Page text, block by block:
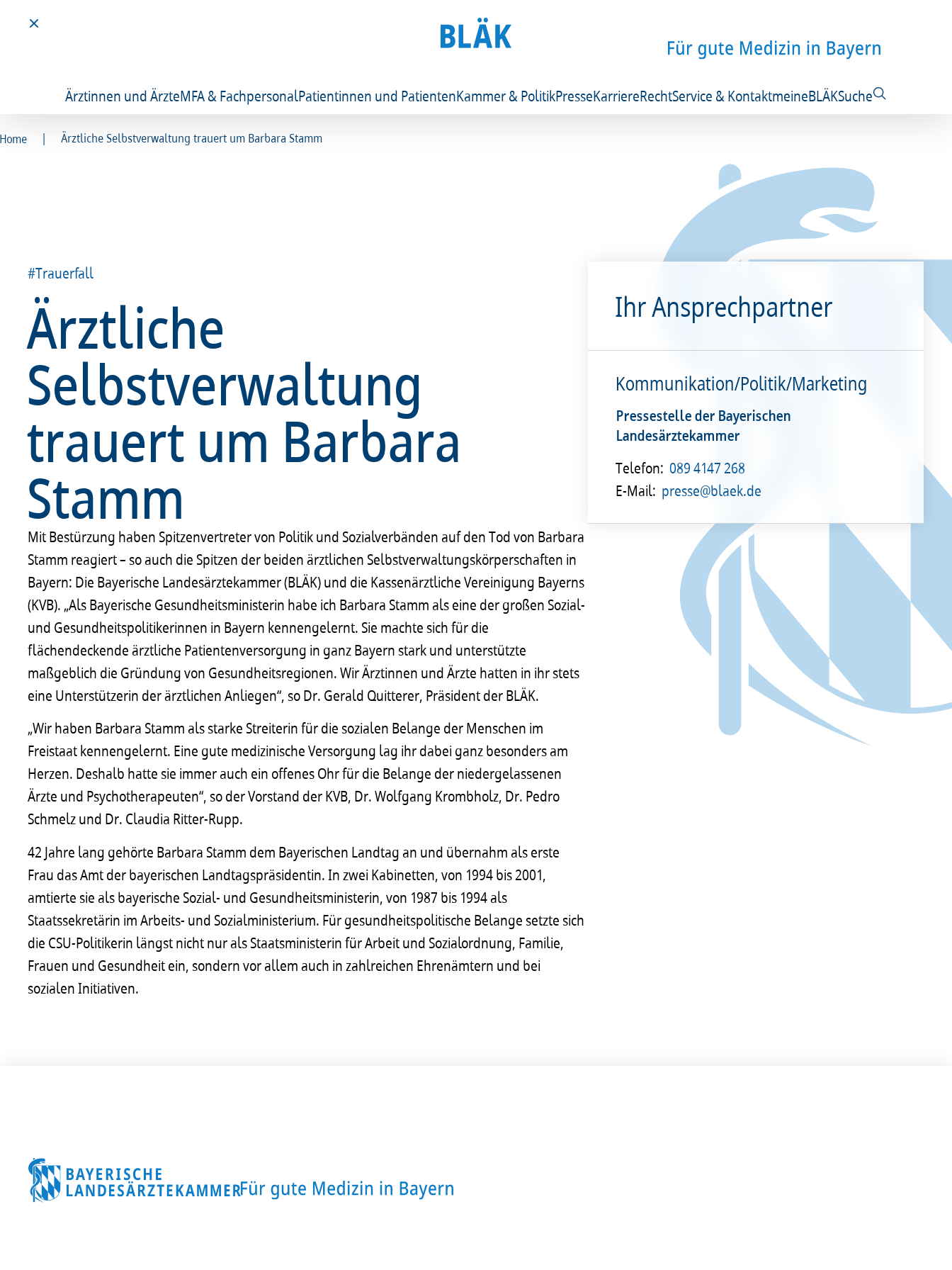
Ärztinnen und ÄrzteMFA & FachpersonalPatientinnen und PatientenKammer & PolitikPresseKarriereRechtService & KontaktmeineBLÄKSuche
Home | Ärztliche Selbstverwaltung trauert um Barbara Stamm
#Trauerfall
Ärztliche
Selbstverwaltung
trauert um Barbara
Stamm
Mit Bestürzung haben Spitzenvertreter von Politik und Sozialverbänden auf den Tod von Barbara
Stamm reagiert – so auch die Spitzen der beiden ärztlichen Selbstverwaltungskörperschaften in
Bayern: Die Bayerische Landesärztekammer (BLÄK) und die Kassenärztliche Vereinigung Bayerns
(KVB). „Als Bayerische Gesundheitsministerin habe ich Barbara Stamm als eine der großen Sozial-
und Gesundheitspolitikerinnen in Bayern kennengelernt. Sie machte sich für die
flächendeckende ärztliche Patientenversorgung in ganz Bayern stark und unterstützte
maßgeblich die Gründung von Gesundheitsregionen. Wir Ärztinnen und Ärzte hatten in ihr stets
eine Unterstützerin der ärztlichen Anliegen“, so Dr. Gerald Quitterer, Präsident der BLÄK.
„Wir haben Barbara Stamm als starke Streiterin für die sozialen Belange der Menschen im
Freistaat kennengelernt. Eine gute medizinische Versorgung lag ihr dabei ganz besonders am
Herzen. Deshalb hatte sie immer auch ein offenes Ohr für die Belange der niedergelassenen
Ärzte und Psychotherapeuten“, so der Vorstand der KVB, Dr. Wolfgang Krombholz, Dr. Pedro
Schmelz und Dr. Claudia Ritter-Rupp.
42 Jahre lang gehörte Barbara Stamm dem Bayerischen Landtag an und übernahm als erste
Frau das Amt der bayerischen Landtagspräsidentin. In zwei Kabinetten, von 1994 bis 2001,
amtierte sie als bayerische Sozial- und Gesundheitsministerin, von 1987 bis 1994 als
Staatssekretärin im Arbeits- und Sozialministerium. Für gesundheitspolitische Belange setzte sich
die CSU-Politikerin längst nicht nur als Staatsministerin für Arbeit und Sozialordnung, Familie,
Frauen und Gesundheit ein, sondern vor allem auch in zahlreichen Ehrenämtern und bei
sozialen Initiativen.
Ihr Ansprechpartner
Kommunikation/Politik/Marketing
Pressestelle der Bayerischen
Landesärztekammer
Telefon: 089 4147 268
E-Mail: presse@blaek.de